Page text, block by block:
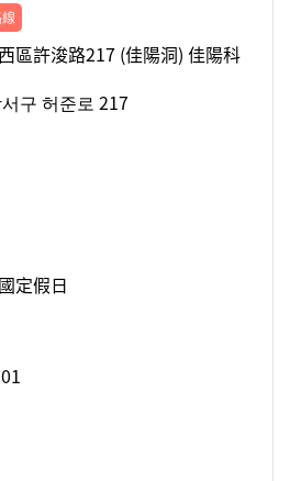
區許浚路217 (佳陽洞) 佳陽科
구 허준로 217
定假日